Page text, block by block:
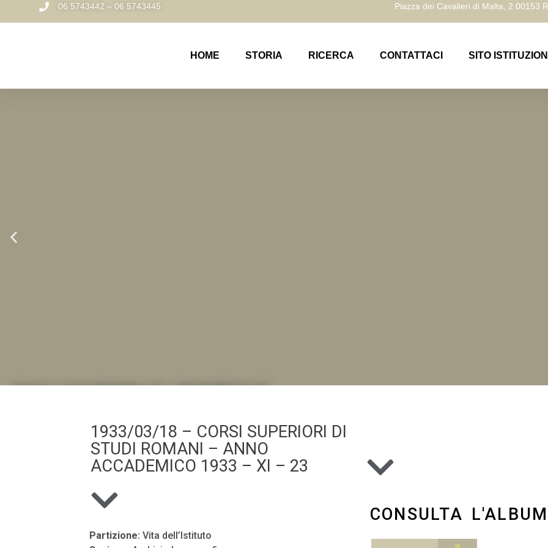
06 5743442 – 06 5743445 Piazza dei Cavalieri di Malta, 2 00153
HOME STORIA RICERCA CONTATTACI SITO
.LA "VITA DELL'ISTITUTO" ATTRAVERSO LE IMMAGINI
1933/03/18 – CORSI SUPERIORI DI
STUDI ROMANI – ANNO
ACCADEMICO 1933 – XI – 23
Partizione: Vita dell’Istituto
CONSULTA L'ALBUM